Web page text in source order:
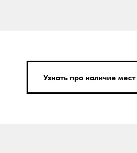
Узнать про наличие